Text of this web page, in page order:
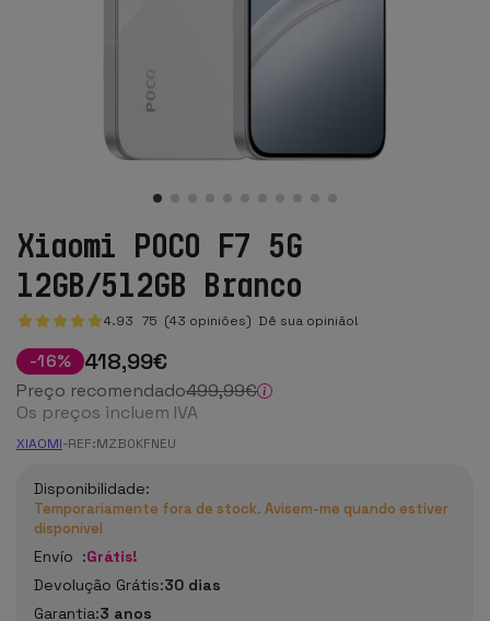
Xiaomi POCO F7 5G
12GB/512GB Branco
4.93 75 (43 opiniões) Dê sua opinião!
-16% 418,99€
Preço recomendado499,99€
Os preços incluem IVA
XIAOMI-REF:MZB0KFNEU
Disponibilidade:
Temporariamente fora de stock. Avisem-me quando estiver
disponível
Envío :Grátis!
Devolução Grátis:30 dias
Garantia:3 anos